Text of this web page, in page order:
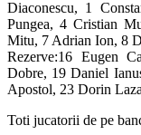
Diaconescu, 1
Pungea, 4 Cristian
Mitu, 7 Adrian Ion, 8
Rezerve:16 Eugen
Dobre, 19 Daniel
Apostol, 23 Dorin
Toti jucatorii de pe